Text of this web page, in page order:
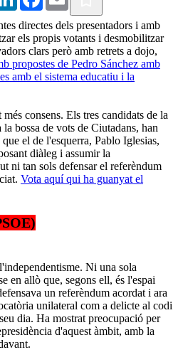
directes dels presentadors i amb
els propis votants i desmobilitzar
clars però amb retrets a dojo,
propostes de Pedro Sánchez amb
amb el sistema educatiu i la
consens. Els tres candidats de la
bossa de vots de Ciutadans, han
el de l'esquerra, Pablo Iglesias,
diàleg i assumir la
ni tan sols defensar el referèndum
Vota aquí qui ha guanyat el
Ni una sola
en allò que, segons ell, és l'espai
un referèndum acordat i ara
unilateral com a delicte al codi
dia. Ha mostrat preocupació per
d'aquest àmbit, amb la